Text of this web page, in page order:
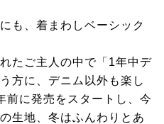
も、着まわしベーシック
たご主人の中で「1年中デ
方に、デニム以外も楽し
前に発売をスタートし、今
生地、冬はふんわりとあ